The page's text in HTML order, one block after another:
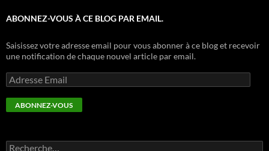
ABONNEZ-VOUS À CE BLOG PAR EMAIL.
Saisissez votre adresse email pour vous abonner à ce blog et recevoir
une notification de chaque nouvel article par email.
Adresse
Email
ABONNEZ-VOUS
Rechercher :